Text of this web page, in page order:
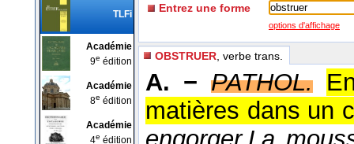
TLFi
Académie
9e édition
Académie
8e édition
Académie
4e édition
Entrez une forme
options d'affichage
OBSTRUER , verbe trans.
A. − PATHOL.
matières dans un